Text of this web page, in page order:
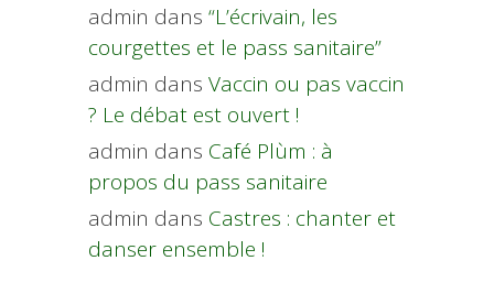
admin dans “L’écrivain, les
courgettes et le pass sanitaire”
admin dans Vaccin ou pas vaccin
? Le débat est ouvert !
admin dans Café Plùm : à
propos du pass sanitaire
admin dans Castres : chanter et
danser ensemble !